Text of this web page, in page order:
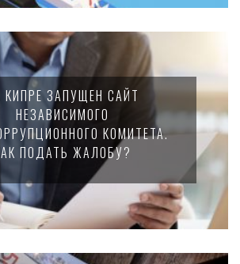
КИПРЕ ЗАПУЩЕН САЙТ
НЕЗАВИСИМОГО
КОМИТЕТА.
ПОДАТЬ ЖАЛОБУ?